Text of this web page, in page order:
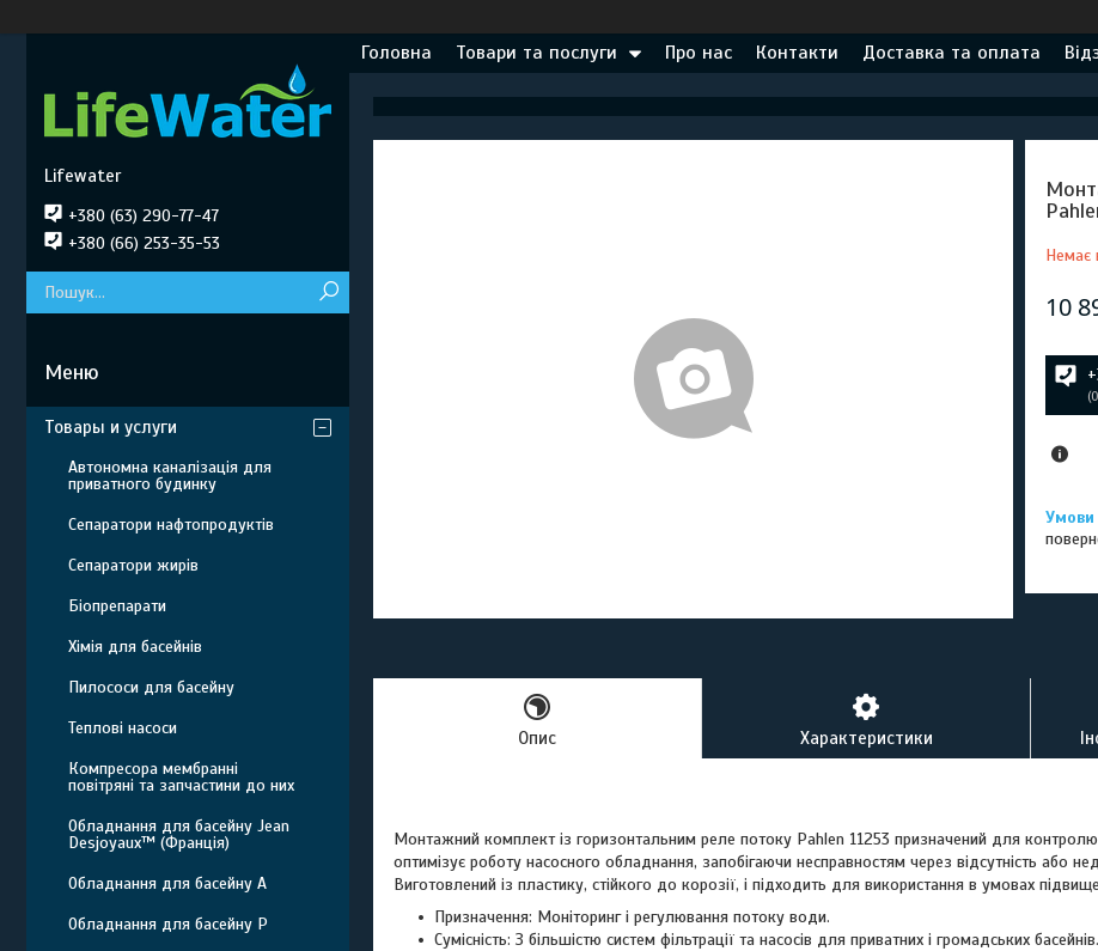
Головна Товари та послуги Про нас Контакти Доставка та оплата
Немає
10
Опис Характеристики
Монтажний комплект із горизонтальним реле потоку Pahlen 11253 призначений для
оптимізує роботу насосного обладнання, запобігаючи несправностям через відсутність або
Виготовлений із пластику, стійкого до корозії, і підходить для використання в умовах
Призначення: Моніторинг і регулювання потоку води.
Сумісність: З більшістю систем фільтрації та насосів для приватних і громадських басейнів.
Lifewater
+380 (63) 290-77-47
+380 (66) 253-35-53
Товары и услуги
Автономна каналізація для
приватного будинку
Сепаратори нафтопродуктів
Сепаратори жирів
Біопрепарати
Хімія для басейнів
Пилососи для басейну
Теплові насоси
Компресора мембранні
повітряні та запчастини до них
Обладнання для басейну Jean
Desjoyaux™ (Франція)
Обладнання для басейну A
Обладнання для басейну P